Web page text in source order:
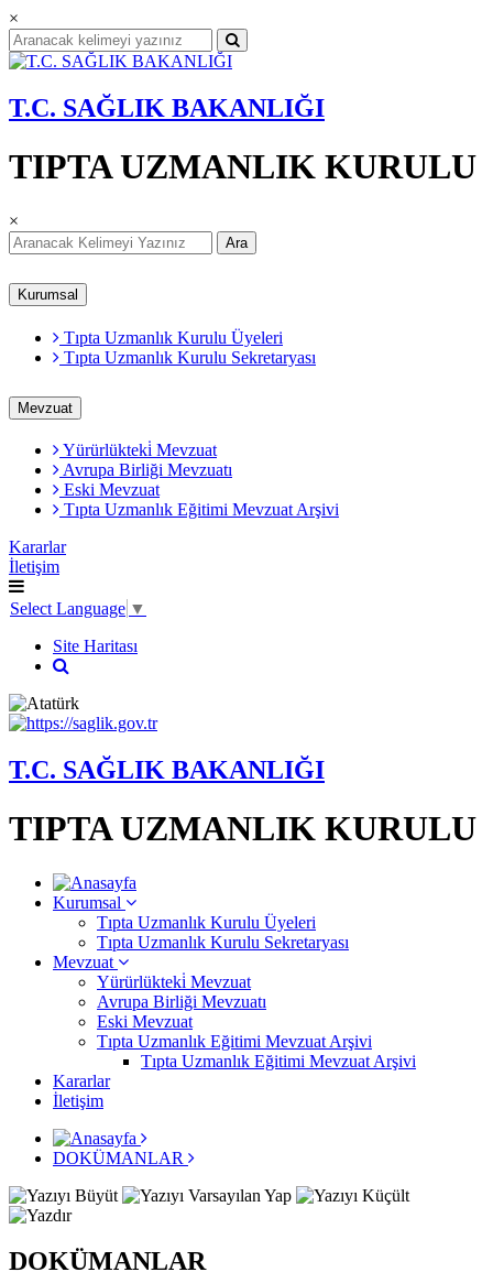
×
T.C. SAĞLIK BAKANLIĞI
TIPTA UZMANLIK KURULU
×
Ara
Kurumsal
Tıpta Uzmanlık Kurulu Üyeleri
Tıpta Uzmanlık Kurulu Sekretaryası
Mevzuat
Yürürlükteki̇ Mevzuat
Avrupa Birliği Mevzuatı
Eski Mevzuat
Tıpta Uzmanlık Eğitimi Mevzuat Arşivi
Kararlar
İletişim
Select Language ▼
Site Haritası
T.C. SAĞLIK BAKANLIĞI
TIPTA UZMANLIK KURULU
Kurumsal
Tıpta Uzmanlık Kurulu Üyeleri
Tıpta Uzmanlık Kurulu Sekretaryası
Mevzuat
Yürürlükteki̇ Mevzuat
Avrupa Birliği Mevzuatı
Eski Mevzuat
Tıpta Uzmanlık Eğitimi Mevzuat Arşivi
Tıpta Uzmanlık Eğitimi Mevzuat Arşivi
Kararlar
İletişim
DOKÜMANLAR
DOKÜMANLAR